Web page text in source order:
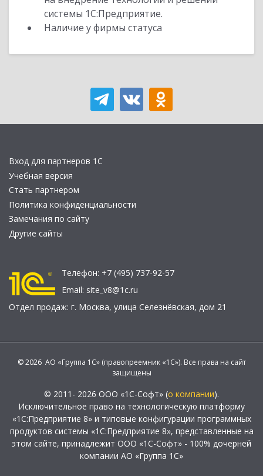
системы 1С:Предприятие.
Наличие у фирмы статуса
Вход для партнеров 1С
Учебная версия
Стать партнером
Политика конфиденциальности
Замечания по сайту
Другие сайты
Телефон: +7 (495) 737-92-57
Email: site_v8@1c.ru
Отдел продаж: г. Москва, улица Селезнёвская, дом 21
© 2026 АО «Группа 1С» (правопреемник «1С»). Все права на сайт
защищены
© 2011- 2026 ООО «1С-Софт» (о компании).
Исключительное право на технологическую платформу
«1С:Предприятие 8» и типовые конфигурации программных
продуктов системы «1С:Предприятие 8», представленные на
этом сайте, принадлежит ООО «1С-Софт» - 100% дочерней
компании АО «Группа 1С»